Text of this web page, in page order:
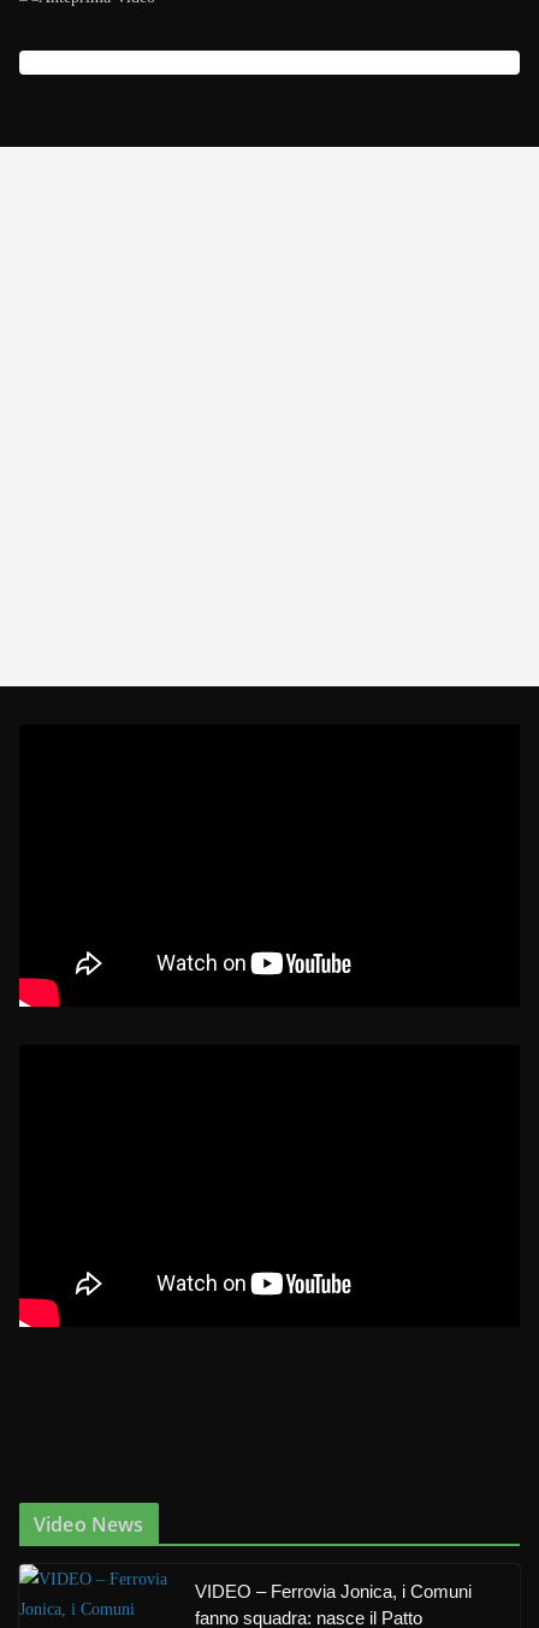
Video News
VIDEO – Ferrovia Jonica, i Comuni
fanno squadra: nasce il Patto